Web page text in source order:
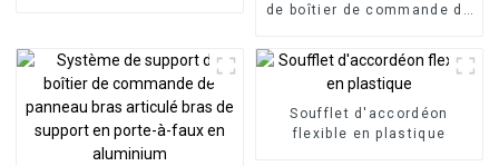
de boîtier de commande de
commande en porte-à-faux
en aluminium
Soufflet d'accordéon
flexible en plastique